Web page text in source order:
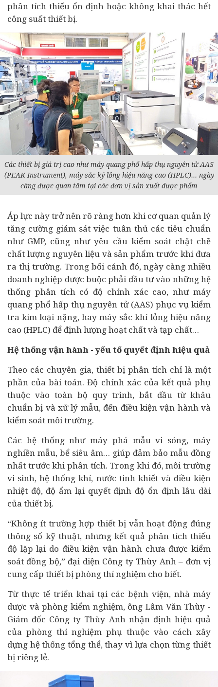
phân tích thiếu ổn định hoặc không khai thác hết
công suất thiết bị.
Các thiết bị giá trị cao như máy quang phổ hấp thụ nguyên tử AAS
(PEAK Instrument), máy sắc ký lỏng hiệu năng cao (HPLC)… ngày
càng được quan tâm tại các đơn vị sản xuất dược phẩm
Áp lực này trở nên rõ ràng hơn khi cơ quan quản lý
tăng cường giám sát việc tuân thủ các tiêu chuẩn
như GMP, cũng như yêu cầu kiểm soát chặt chẽ
chất lượng nguyên liệu và sản phẩm trước khi đưa
ra thị trường. Trong bối cảnh đó, ngày càng nhiều
doanh nghiệp dược buộc phải đầu tư vào những hệ
thống phân tích có độ chính xác cao, như máy
quang phổ hấp thụ nguyên tử (AAS) phục vụ kiểm
tra kim loại nặng, hay máy sắc khí lỏng hiệu năng
cao (HPLC) để định lượng hoạt chất và tạp chất…
Hệ thống vận hành - yếu tố quyết định hiệu quả
Theo các chuyên gia, thiết bị phân tích chỉ là một
phần của bài toán. Độ chính xác của kết quả phụ
thuộc vào toàn bộ quy trình, bắt đầu từ khâu
chuẩn bị và xử lý mẫu, đến điều kiện vận hành và
kiểm soát môi trường.
Các hệ thống như máy phá mẫu vi sóng, máy
nghiền mẫu, bể siêu âm… giúp đảm bảo mẫu đồng
nhất trước khi phân tích. Trong khi đó, môi trường
vi sinh, hệ thống khí, nước tinh khiết và điều kiện
nhiệt độ, độ ẩm lại quyết định độ ổn định lâu dài
của thiết bị.
“Không ít trường hợp thiết bị vẫn hoạt động đúng
thông số kỹ thuật, nhưng kết quả phân tích thiếu
độ lặp lại do điều kiện vận hành chưa được kiểm
soát đồng bộ,” đại diện Công ty Thùy Anh – đơn vị
cung cấp thiết bị phòng thí nghiệm cho biết.
Từ thực tế triển khai tại các bệnh viện, nhà máy
dược và phòng kiểm nghiệm, ông Lâm Văn Thùy -
Giám đốc Công ty Thùy Anh nhận định hiệu quả
của phòng thí nghiệm phụ thuộc vào cách xây
dựng hệ thống tổng thể, thay vì lựa chọn từng thiết
bị riêng lẻ.